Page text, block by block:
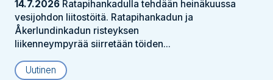
14.7.2026 Ratapihankadulla tehdään heinäkuussa
vesijohdon liitostöitä. Ratapihankadun ja
Åkerlundinkadun risteyksen
liikenneympyrää siirretään töiden...
Uutinen